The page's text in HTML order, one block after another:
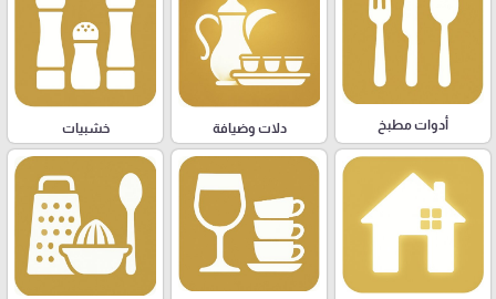
أدوات مطبخ دلات وضيافة خشبيات